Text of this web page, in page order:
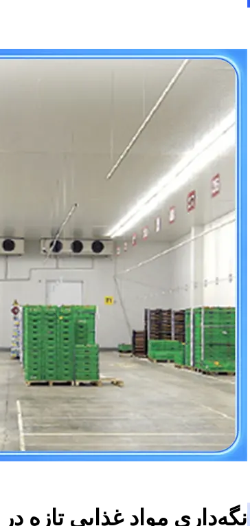
نگه‌داری مواد غذایی تازه